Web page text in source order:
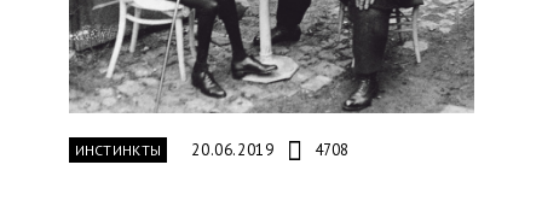
ИНСТИНКТЫ 20.06.2019 4708